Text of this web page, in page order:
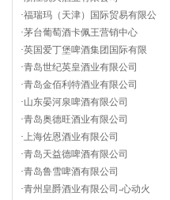
·福瑞玛（天津）国际贸易有限公
·茅台葡萄酒卡佩王营销中心
·英国爱丁堡啤酒集团国际有限
·青岛世纪英皇酒业有限公司
·青岛金佰利特酒业有限公司
·山东晏河泉啤酒有限公司
·青岛奥德旺酒业有限公司
·上海佐恩酒业有限公司
·青岛天益德啤酒有限公司
·青岛鲁雪啤酒有限公司
·青州皇爵酒业有限公司-心动火